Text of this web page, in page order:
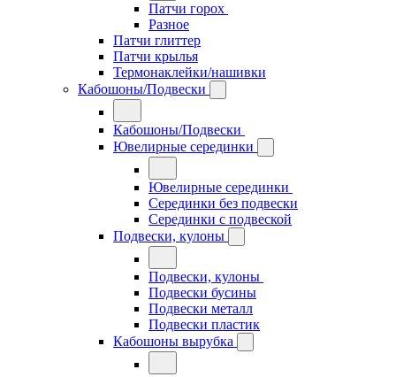
Патчи горох
Разное
Патчи глиттер
Патчи крылья
Термонаклейки/нашивки
Кабошоны/Подвески
Кабошоны/Подвески
Ювелирные серединки
Ювелирные серединки
Серединки без подвески
Серединки с подвеской
Подвески, кулоны
Подвески, кулоны
Подвески бусины
Подвески металл
Подвески пластик
Кабошоны вырубка